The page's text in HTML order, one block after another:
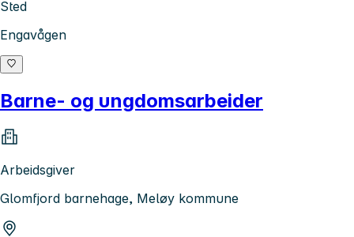
Sted
Engavågen
Barne- og ungdomsarbeider
Arbeidsgiver
Glomfjord barnehage, Meløy kommune